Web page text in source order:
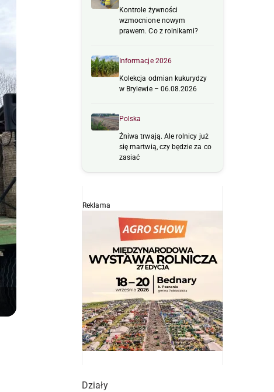
Kontrole żywności
wzmocnione nowym
prawem. Co z rolnikami?
Informacje 2026
Kolekcja odmian kukurydzy
w Brylewie – 06.08.2026
Polska
Żniwa trwają. Ale rolnicy już
się martwią, czy będzie za co
zasiać
Reklama
Działy